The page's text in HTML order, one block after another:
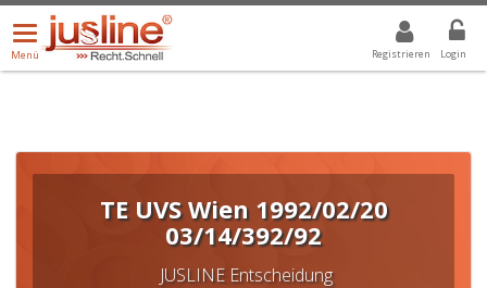
Registrieren Login
Menü
öffnen/schließen
Menü
ALLE DROPDOWN: GEWÄHLTER WERT IST ALLE
TE UVS Wien 1992/02/20
03/14/392/92
JUSLINE Entscheidung